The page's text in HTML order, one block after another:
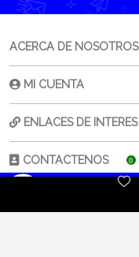
0
ACERCA DE NOSOTROS
MI CUENTA
ENLACES DE INTERES
CONTACTENOS